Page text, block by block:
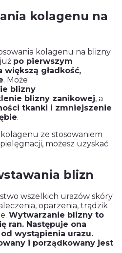
kolagenu na
kolagenu na blizny
po pierwszym
większą gładkość,
. Może
blizny
blizny zanikowej, a
tkanki i zmniejszenie
.
ze stosowaniem
możesz uzyskać
blizn
wszelkich urazów skóry
oparzenia, trądzik
Wytwarzanie blizny to
ran. Następuje ona
wystąpienia urazu.
i porządkowany jest